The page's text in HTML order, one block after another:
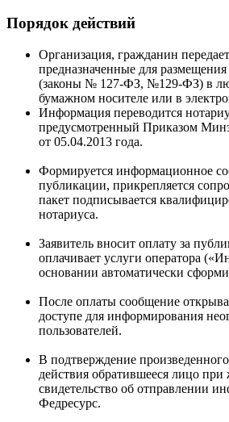
Порядок действий
Организация, гражданин
предназначенные для
(законы № 127-ФЗ, №129-ФЗ) в
бумажном носителе или в
Информация переводится
предусмотренный Приказом
от 05.04.2013 года.
Формируется информационное
публикации, прикрепляется
пакет подписывается
нотариуса.
Заявитель вносит оплату за
оплачивает услуги оператора
основании автоматически
После оплаты сообщение
доступе для информирования
пользователей.
В подтверждение
действия обратившееся лицо при
свидетельство об отправлении
Федресурс.